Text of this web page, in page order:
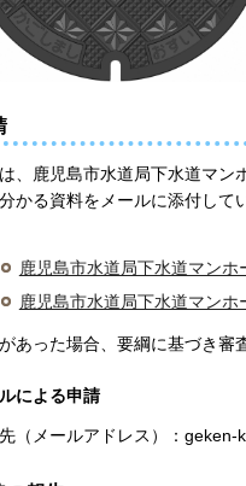
、鹿児島市水道局下水道マン
かる資料をメールに添付して
鹿児島市水道局下水道マンホ
鹿児島市水道局下水道マンホ
あった場合、要綱に基づき審
による申請
（メールアドレス）：geken-